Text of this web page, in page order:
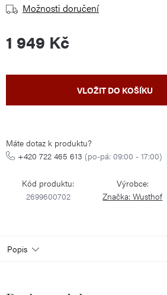
Možnosti doručení
1 949 Kč
VLOŽIT DO KOŠÍKU
Máte dotaz k produktu?
+420 722 465 613 (po-pá: 09:00 - 17:00)
Kód produktu:
2699600702
Výrobce:
Značka:Wusthof
Popis